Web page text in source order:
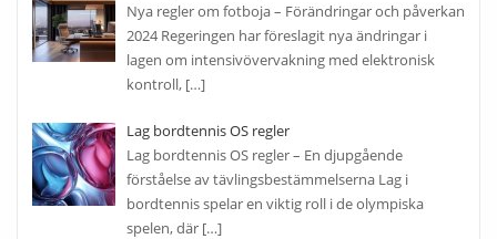
Nya regler om fotboja – Förändringar och påverkan
2024 Regeringen har föreslagit nya ändringar i
lagen om intensivövervakning med elektronisk
kontroll, […]
Lag bordtennis OS regler
Lag bordtennis OS regler – En djupgående
förståelse av tävlingsbestämmelserna Lag i
bordtennis spelar en viktig roll i de olympiska
spelen, där […]